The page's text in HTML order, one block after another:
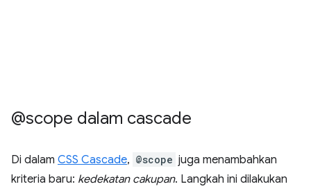
@scope dalam cascade
Di dalam CSS Cascade, @scope juga menambahkan
kriteria baru: kedekatan cakupan. Langkah ini dilakukan